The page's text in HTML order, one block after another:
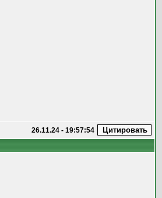
26.11.24 - 19:57:54